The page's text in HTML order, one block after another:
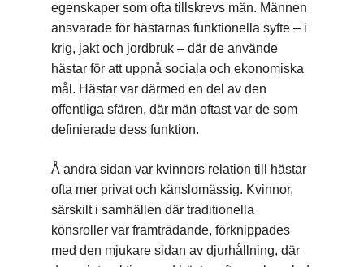
egenskaper som ofta tillskrevs män. Männen
ansvarade för hästarnas funktionella syfte – i
krig, jakt och jordbruk – där de använde
hästar för att uppnå sociala och ekonomiska
mål. Hästar var därmed en del av den
offentliga sfären, där män oftast var de som
definierade dess funktion.
Å andra sidan var kvinnors relation till hästar
ofta mer privat och känslomässig. Kvinnor,
särskilt i samhällen där traditionella
könsroller var framträdande, förknippades
med den mjukare sidan av djurhållning, där